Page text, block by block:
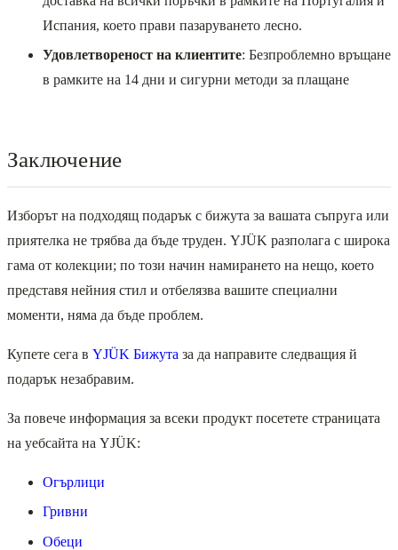
Испания, което прави пазаруването лесно.
Удовлетвореност на клиентите: Безпроблемно връщане
в рамките на 14 дни и сигурни методи за плащане
Заключение
Изборът на подходящ подарък с бижута за вашата съпруга или
приятелка не трябва да бъде труден. YJÜK разполага с широка
гама от колекции; по този начин намирането на нещо, което
представя нейния стил и отбелязва вашите специални
моменти, няма да бъде проблем.
Купете сега в YJÜK Бижута за да направите следващия й
подарък незабравим.
За повече информация за всеки продукт посетете страницата
на уебсайта на YJÜK:
Огърлици
Гривни
Обеци